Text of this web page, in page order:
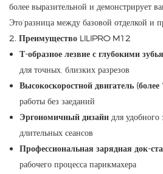
более выразительной и демонстрирует
Это’разница между базовой отделкой и
2. Преимущество LILIPRO M12
Т-образное лезвие с глубокими
для точных, близких разрезов
Высокоскоростной двигатель
работы без заеданий
Эргономичный дизайн для удобного
длительных сеансов
Профессиональная зарядная док-
рабочего процесса парикмахера